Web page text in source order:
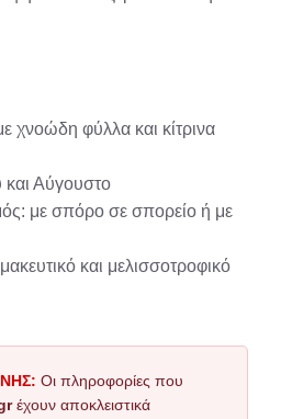
χνοώδη φύλλα και κίτρινα
και Αύγουστο
με σπόρο σε σπορείο ή με
και μελισσοτροφικό
Οι πληροφορίες που
έχουν αποκλειστικά